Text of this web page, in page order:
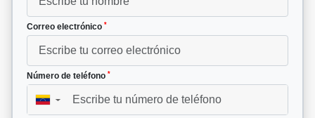
Correo electrónico *
Número de teléfono *
▼